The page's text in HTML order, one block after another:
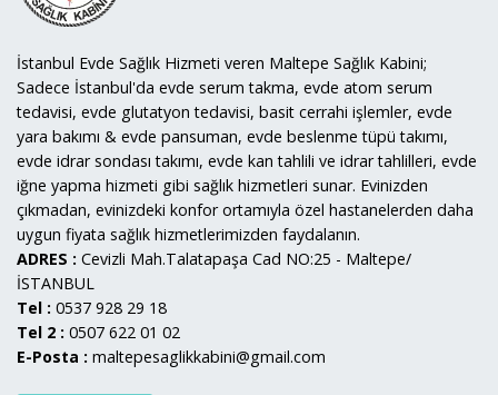
İstanbul Evde Sağlık Hizmeti veren Maltepe Sağlık Kabini;
Sadece İstanbul'da evde serum takma, evde atom serum
tedavisi, evde glutatyon tedavisi, basit cerrahi işlemler, evde
yara bakımı & evde pansuman, evde beslenme tüpü takımı,
evde idrar sondası takımı, evde kan tahlili ve idrar tahlilleri, evde
iğne yapma hizmeti gibi sağlık hizmetleri sunar. Evinizden
çıkmadan, evinizdeki konfor ortamıyla özel hastanelerden daha
uygun fiyata sağlık hizmetlerimizden faydalanın.
ADRES : Cevizli Mah.Talatapaşa Cad NO:25 - Maltepe/
İSTANBUL
Tel : 0537 928 29 18
Tel 2 : 0507 622 01 02
E-Posta : maltepesaglikkabini@gmail.com